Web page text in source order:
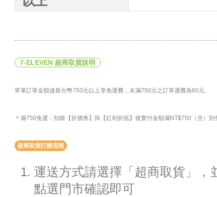
7-ELEVEN 超商取貨說明
單筆訂單金額達新台幣750元以上享免運費，未滿750元之訂單運費為60元。
＊滿750免運：扣除【折價券】與【紅利折抵】後實付金額滿NT$750（含）則
超商取貨訂購流程
運送方式請選擇「超商取貨」，
點選門市確認即可